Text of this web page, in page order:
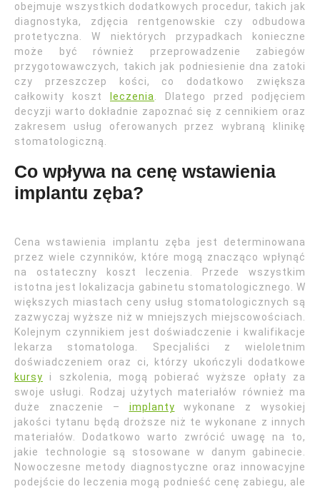
obejmuje wszystkich dodatkowych procedur, takich jak
diagnostyka, zdjęcia rentgenowskie czy odbudowa
protetyczna. W niektórych przypadkach konieczne
może być również przeprowadzenie zabiegów
przygotowawczych, takich jak podniesienie dna zatoki
czy przeszczep kości, co dodatkowo zwiększa
całkowity koszt
leczenia
. Dlatego przed podjęciem
decyzji warto dokładnie zapoznać się z cennikiem oraz
zakresem usług oferowanych przez wybraną klinikę
stomatologiczną.
Co wpływa na cenę wstawienia
implantu zęba?
Cena wstawienia implantu zęba jest determinowana
przez wiele czynników, które mogą znacząco wpłynąć
na ostateczny koszt leczenia. Przede wszystkim
istotna jest lokalizacja gabinetu stomatologicznego. W
większych miastach ceny usług stomatologicznych są
zazwyczaj wyższe niż w mniejszych miejscowościach.
Kolejnym czynnikiem jest doświadczenie i kwalifikacje
lekarza stomatologa. Specjaliści z wieloletnim
doświadczeniem oraz ci, którzy ukończyli dodatkowe
kursy i szkolenia, mogą pobierać wyższe opłaty za
swoje usługi. Rodzaj użytych materiałów również ma
duże znaczenie – implanty wykonane z wysokiej
jakości tytanu będą droższe niż te wykonane z innych
materiałów. Dodatkowo warto zwrócić uwagę na to,
jakie technologie są stosowane w danym gabinecie.
Nowoczesne metody diagnostyczne oraz innowacyjne
podejście do leczenia mogą podnieść cenę zabiegu, ale